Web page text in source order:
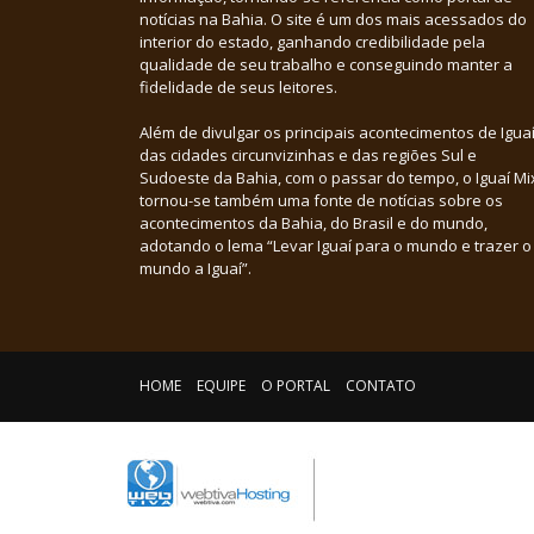
notícias na Bahia. O site é um dos mais acessados do
interior do estado, ganhando credibilidade pela
qualidade de seu trabalho e conseguindo manter a
fidelidade de seus leitores.
Além de divulgar os principais acontecimentos de
das cidades circunvizinhas e das regiões Sul e
Sudoeste da Bahia, com o passar do tempo, o Iguaí
tornou-se também uma fonte de notícias sobre os
acontecimentos da Bahia, do Brasil e do mundo,
adotando o lema “Levar Iguaí para o mundo e trazer o
mundo a Iguaí”.
HOME EQUIPE O PORTAL CONTATO